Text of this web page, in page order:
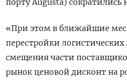
порту Augusta) сократились
«При этом в ближайшие
перестройки
смещения части
рынок ценовой дисконт на